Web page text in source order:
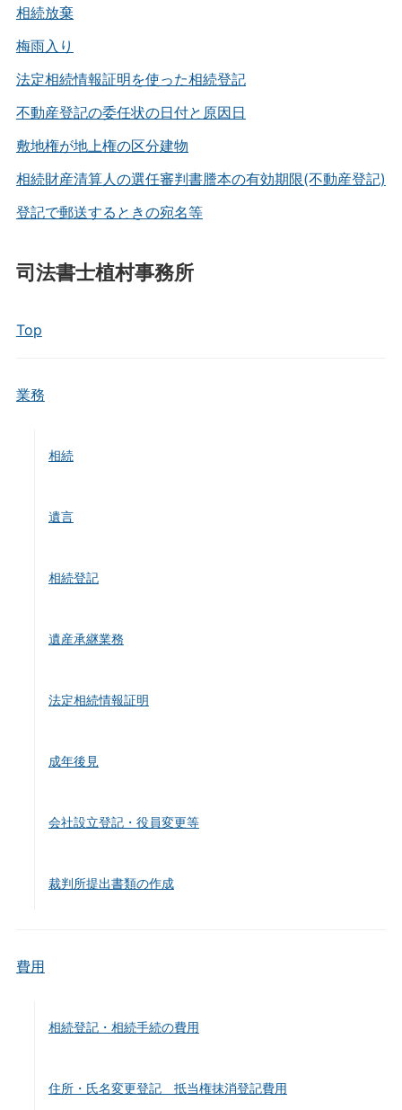
相続放棄
梅雨入り
法定相続情報証明を使った相続登記
不動産登記の委任状の日付と原因日
敷地権が地上権の区分建物
相続財産清算人の選任審判書謄本の有効期限(不動産登記)
登記で郵送するときの宛名等
司法書士植村事務所
Top
業務
相続
遺言
相続登記
遺産承継業務
法定相続情報証明
成年後見
会社設立登記・役員変更等
裁判所提出書類の作成
費用
相続登記・相続手続の費用
住所・氏名変更登記 抵当権抹消登記費用